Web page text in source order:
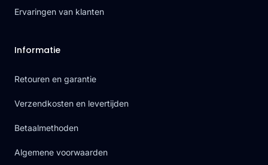
Ervaringen van klanten
Informatie
Retouren en garantie
Verzendkosten en levertijden
Betaalmethoden
Algemene voorwaarden